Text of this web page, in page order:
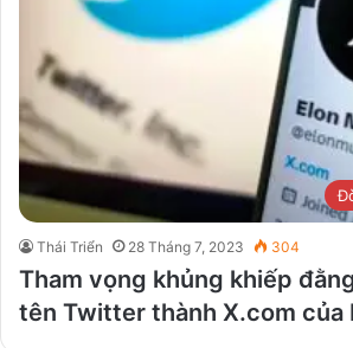
Thái Triển 28 Tháng 7, 2023 304
Tham vọng khủng khiếp
tên Twitter thành X.com của